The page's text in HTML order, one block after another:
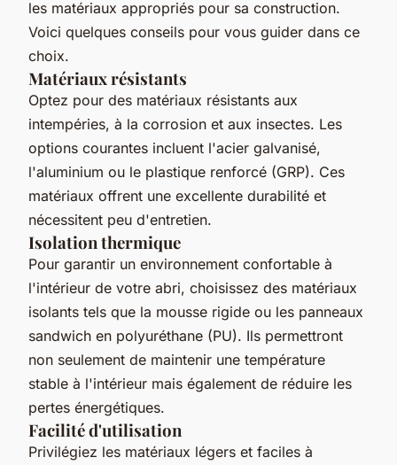
les matériaux appropriés pour sa construction.
Voici quelques conseils pour vous guider dans ce
choix.
Matériaux résistants
Optez pour des matériaux résistants aux
intempéries, à la corrosion et aux insectes. Les
options courantes incluent l'acier galvanisé,
l'aluminium ou le plastique renforcé (GRP). Ces
matériaux offrent une excellente durabilité et
nécessitent peu d'entretien.
Isolation thermique
Pour garantir un environnement confortable à
l'intérieur de votre abri, choisissez des matériaux
isolants tels que la mousse rigide ou les panneaux
sandwich en polyuréthane (PU). Ils permettront
non seulement de maintenir une température
stable à l'intérieur mais également de réduire les
pertes énergétiques.
Facilité d'utilisation
Privilégiez les matériaux légers et faciles à